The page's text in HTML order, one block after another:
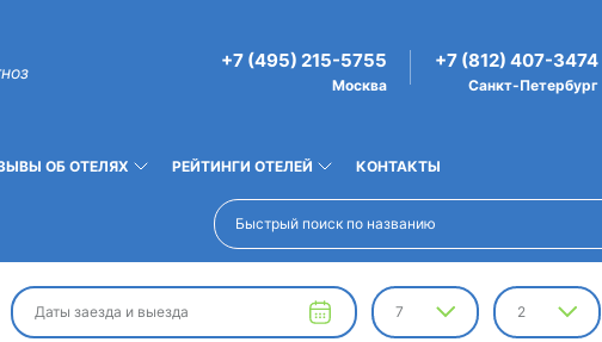
+7 (495) 215-5755
Москва
+7 (812) 407-3474
Санкт-Петербург
ОБ ОТЕЛЯХ РЕЙТИНГИ ОТЕЛЕЙ КОНТАКТЫ
Даты заезда и выезда 7 2